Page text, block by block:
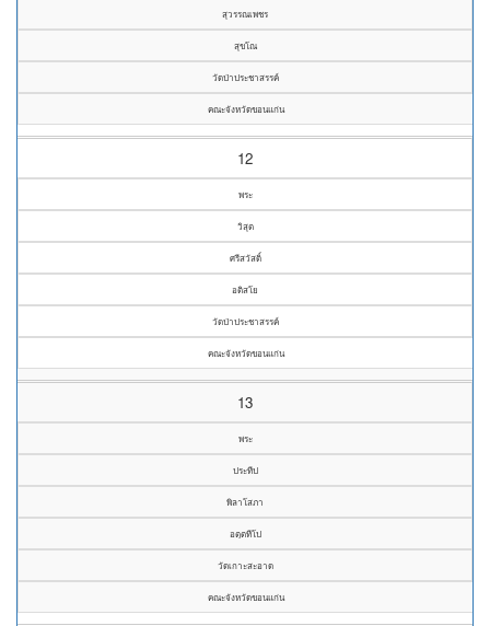
สุวรรณเพชร
สุขโณ
วัดป่าประชาสรรค์
คณะจังหวัดขอนแก่น
12
พระ
วิสุต
ศรีสวัสดิ์
อติสโย
วัดป่าประชาสรรค์
คณะจังหวัดขอนแก่น
13
พระ
ประทีป
พิลาโสภา
อตฺตทีโป
วัดเกาะสะอาด
คณะจังหวัดขอนแก่น